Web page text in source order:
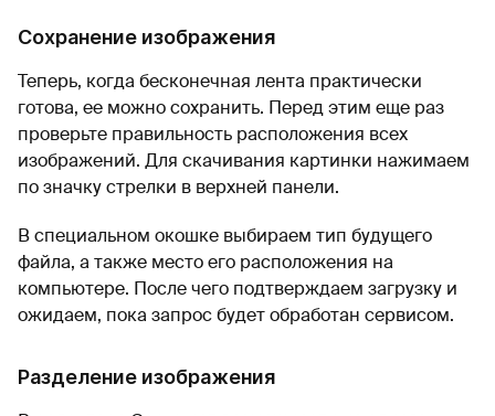
Сохранение изображения
Теперь, когда бесконечная лента практически
готова, ее можно сохранить. Перед этим еще раз
проверьте правильность расположения всех
изображений. Для скачивания картинки нажимаем
по значку стрелки в верхней панели.
В специальном окошке выбираем тип будущего
файла, а также место его расположения на
компьютере. После чего подтверждаем загрузку и
ожидаем, пока запрос будет обработан сервисом.
Разделение изображения